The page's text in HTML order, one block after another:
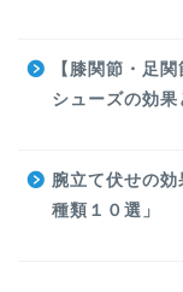
【膝関節・足
シューズの効
腕立て伏せの
種類１０選」